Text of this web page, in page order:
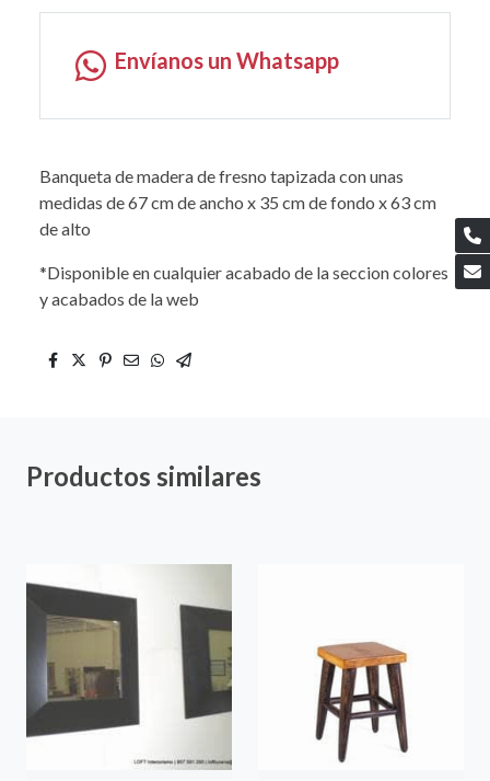
Envíanos un Whatsapp
Banqueta de madera de fresno tapizada con unas
medidas de 67 cm de ancho x 35 cm de fondo x 63 cm
de alto
*Disponible en cualquier acabado de la seccion colores
y acabados de la web
Productos similares